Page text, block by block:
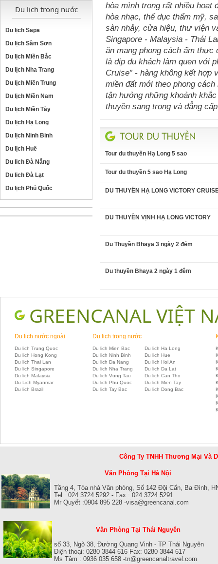
Du lịch trong nước
Du lịch Sapa
Du lịch Sầm Sơn
Du lịch Miền Bắc
Du lịch Nha Trang
Du lịch Miền Trung
Du lịch Miền Nam
Du lịch Miền Tây
Du lịch Hạ Long
Du lịch Ninh Binh
Du lịch Huế
Du lich Đà Nẵng
Du lich Đà Lạt
Du lịch Phú Quốc
hòa mình trong rất nhiều hoạt
hòa nhạc, thể dục thẩm mỹ,
sàn nhảy, cửa hiệu, thư viện
Singapore - Malaysia - Thái
ăn mang phong cách ẩm
là dịp du khách làm quen với
Cruise” - hàng không kết hợp
miền đất mới theo phong
tận hưởng những khoảnh
thuyền sang trọng và đẳng
Tour du thuyền Hạ Long 5 sao
Tour du thuyền 5 sao Hạ Long
DU THUYỀN HẠ LONG VICTORY
DU THUYỀN VỊNH HẠ LONG VICTORY
Du Thuyền Bhaya 3 ngày 2 đêm
Du thuyền Bhaya 2 ngày 1 đêm
GREENCANAL VIỆT
Du lịch nước ngoài
Du lich Trung Quoc
Du lich Hong Kong
Du lich Thai Lan
Du lich Singapore
Du lich Malaysia
Du Lich Myanmar
Du lich Brazil
Du lịch trong nước
Du lich Mien Bac
Du lich Ha Long
Du lich Ninh Binh
Du lich Hue
Du lich Da Nang
Du lich Hoi An
Du lich Nha Trang
Du lich Da Lat
Du lich Vung Tau
Du lich Can Tho
Du lich Phu Quoc
Du lich Mien Tay
Du lich Tay Bac
Du lich Dong Bac
Công Ty TNHH Thương Mại Và
Văn Phòng Tại Hà Nội
Tầng 4, Tòa nhà Văn phòng, Số 142 Đội Cấn, Ba Đình,
Tel : 024 3724 5292 - Fax : 024 3724 5291
Mr Quyết :0904 895 228 -visa@greencanal.com
Văn Phòng Tại Thái Nguyên
số 33, Ngõ 38, Đường Quang Vinh - TP Thái Nguyên
Điện thoại: 0280 3844 616 Fax: 0280 3844 617
Ms Tâm : 0936 035 658 -tn@greencanaltravel.com